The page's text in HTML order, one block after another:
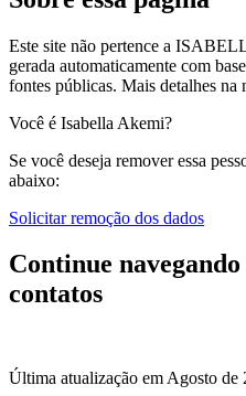
Este site não pertence a
gerada automaticamente com
fontes públicas. Mais detalhes na
Você é Isabella Akemi?
Se você deseja remover essa
abaixo:
Solicitar remoção dos dados
Continue
contatos
Última atualização em Agosto de